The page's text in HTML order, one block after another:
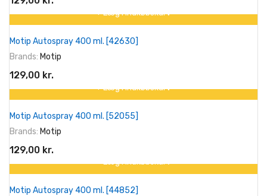
På tilbud!
+ Læg I Indkøbskurv
Motip Autospray 400 ml. [42630]
Brands: Motip
129,00 kr.
På tilbud!
+ Læg I Indkøbskurv
Motip Autospray 400 ml. [52055]
Brands: Motip
129,00 kr.
På tilbud!
+ Læg I Indkøbskurv
Motip Autospray 400 ml. [44852]